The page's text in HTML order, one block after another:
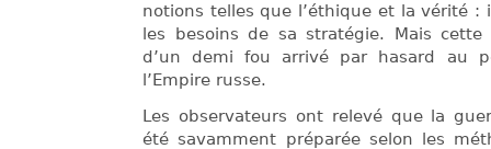
notions telles que l’éthique et la vérité :
les besoins de sa stratégie. Mais cette
d’un demi fou arrivé par hasard au
l’Empire russe.
Les observateurs ont relevé que la
été savamment préparée selon les